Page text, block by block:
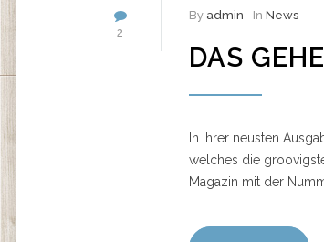
2
By admin In News
DAS
In ihrer neusten
welches die
Magazin mit der